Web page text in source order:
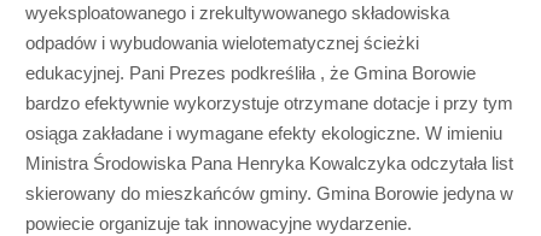
wyeksploatowanego i zrekultywowanego składowiska
odpadów i wybudowania wielotematycznej ścieżki
edukacyjnej. Pani Prezes podkreśliła , że Gmina Borowie
bardzo efektywnie wykorzystuje otrzymane dotacje i przy tym
osiąga zakładane i wymagane efekty ekologiczne. W imieniu
Ministra Środowiska Pana Henryka Kowalczyka odczytała list
skierowany do mieszkańców gminy. Gmina Borowie jedyna w
powiecie organizuje tak innowacyjne wydarzenie.